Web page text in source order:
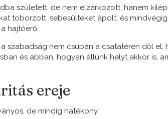
született, de nem elzárkózott, hanem
toborzott, sebesülteket ápolt, és
hajtóerő.
szabadság nem csupán a csatatéren dől el,
és abban, hogyan állunk helyt akkor is,
ereje
de mindig hatékony.